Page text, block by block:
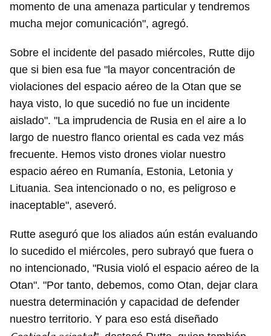
momento de una amenaza particular y tendremos
mucha mejor comunicación", agregó.
Sobre el incidente del pasado miércoles, Rutte dijo
que si bien esa fue "la mayor concentración de
violaciones del espacio aéreo de la Otan que se
haya visto, lo que sucedió no fue un incidente
aislado". "La imprudencia de Rusia en el aire a lo
largo de nuestro flanco oriental es cada vez más
frecuente. Hemos visto drones violar nuestro
espacio aéreo en Rumanía, Estonia, Letonia y
Lituania. Sea intencionado o no, es peligroso e
inaceptable", aseveró.
Rutte aseguró que los aliados aún están evaluando
lo sucedido el miércoles, pero subrayó que fuera o
no intencionado, "Rusia violó el espacio aéreo de la
Otan". "Por tanto, debemos, como Otan, dejar clara
nuestra determinación y capacidad de defender
nuestro territorio. Y para eso está diseñado